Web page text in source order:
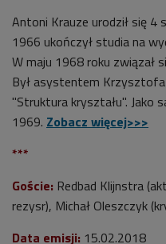
Antoni Krauze urodził się
1966 ukończył studia na
W maju 1968 roku związał
Był asystentem
"Struktura kryształu". Jako
1969. Zobacz więcej>>>
***
Goście: Redbad Klijnstra
rezysr), Michał Oleszczyk
Data emisji: 15.02.2018